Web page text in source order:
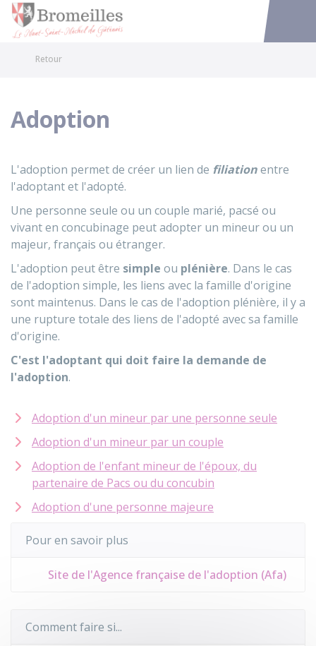
Accéder
Retour
Adoption
L'adoption permet de créer un lien de filiationentre
l'adoptant et l'adopté.
Une personne seule ou un couple marié, pacsé ou
vivant en concubinage peut adopter un mineur ou un
majeur, français ou étranger.
L'adoption peut être simple ou plénière. Dans le cas
de l'adoption simple, les liens avec la famille d'origine
sont maintenus. Dans le cas de l'adoption plénière, il y a
une rupture totale des liens de l'adopté avec sa famille
d'origine.
C'est l'adoptant qui doit faire la demande de
l'adoption.
Adoption d'un mineur par une personne seule
Adoption d'un mineur par un couple
Adoption de l'enfant mineur de l'époux, du
partenaire de Pacs ou du concubin
Adoption d'une personne majeure
Pour en savoir plus
Site de l'Agence française de l'adoption (Afa)
Comment faire si...